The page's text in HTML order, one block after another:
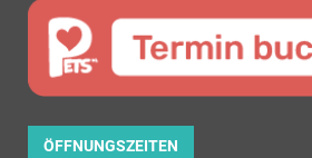
ÖFFNUNGSZEITEN